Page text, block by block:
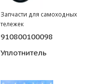
Запчасти для самоходных
тележек
910800100098
Уплотнитель